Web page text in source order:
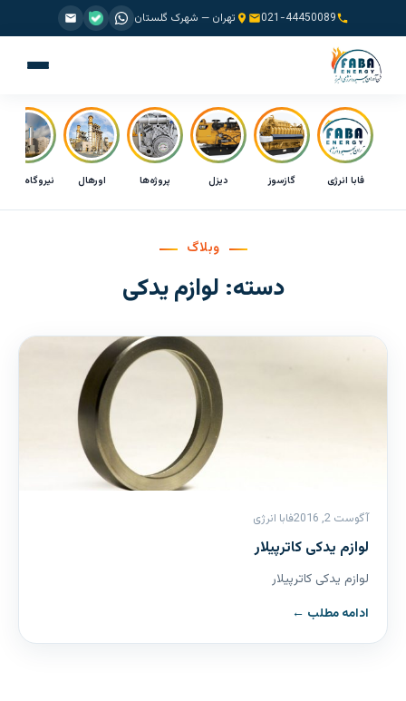
021-44450089 تهران — شهرک گلستان
فابا انرژی گازسوز دیزل پروژه‌ها اورهال نیروگاه CHP
وبلاگ
دسته: لوازم یدکی
آگوست 2, 2016 فابا انرژی
لوازم یدکی کاترپیلار
لوازم یدکی کاترپیلار
ادامه مطلب ←